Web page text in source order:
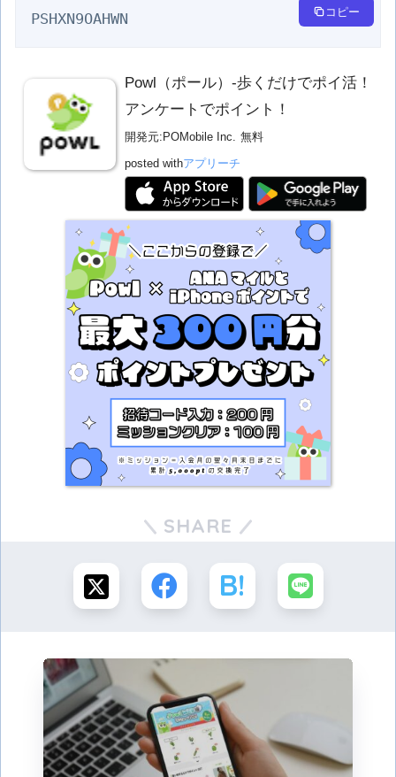
PSHXN9OAHWN コピー
Powl（ポール）-歩くだけでポイ活！
アンケートでポイント！
開発元: POMobile Inc.
無料
posted withアプリーチ
SHARE